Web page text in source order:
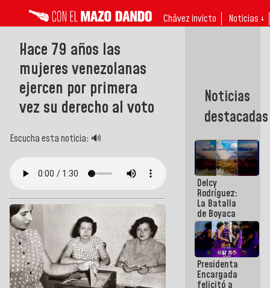
Chávez invicto Noticias ↓
Hace 79 años las
mujeres venezolanas
ejercen por primera
vez su derecho al voto
Escucha esta noticia: 🔊
Noticias
destacadas
Delcy
Rodríguez:
La Batalla
de Boyaca
representa
un capítulo
decisivo en
la gesta
emancipadora
de nuestra
Presidenta
Encargada
felicitó a